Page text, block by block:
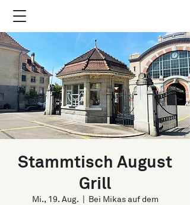
Stammtisch August
Grill
Mi., 19. Aug.
Bei Mikas auf dem